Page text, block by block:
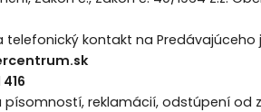
telefonický kontakt na Predávajúceho
písomností, reklamácií, odstúpení od